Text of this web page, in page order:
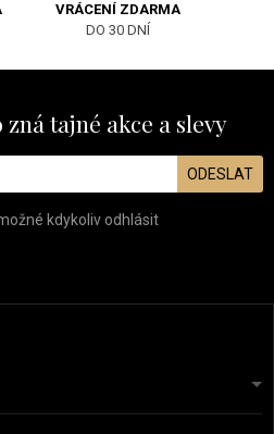
VRÁCENÍ ZDARMA
DO 30 DNÍ
tajné akce a slevy
ODESLAT
kdykoliv odhlásit
do 24 hodin.
podmínky